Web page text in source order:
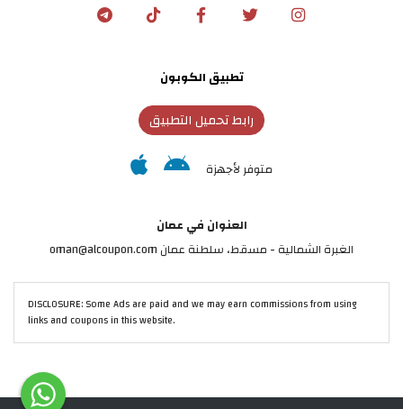
تطبيق الكوبون
رابط تحميل التطبيق
متوفر لأجهزة
العنوان في عمان
الغبرة الشمالية - مسقط، سلطنة عمان oman@alcoupon.com
DISCLOSURE: Some Ads are paid and we may earn commissions from using
links and coupons in this website.